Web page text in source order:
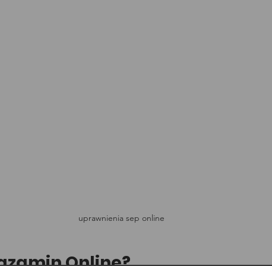
uprawnienia sep online